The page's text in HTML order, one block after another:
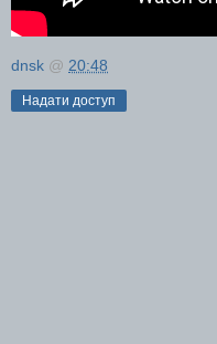
dnsk @ 20:48
Надати доступ